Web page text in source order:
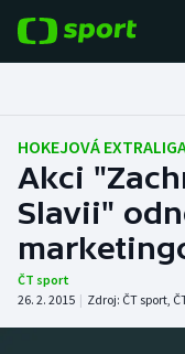
Fotbal
Hokej
Tenis
Atletika
HOKEJOVÁ
Akci
Slavii"
ČT sport
26. 2. 2015 | Zdroj: ČT sport,